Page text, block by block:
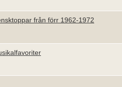
från förr 1962-1972